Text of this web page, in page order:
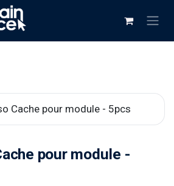
pour module -